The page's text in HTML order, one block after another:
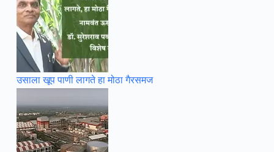
उसाला खूप पाणी लागते हा मोठा गैरसमज